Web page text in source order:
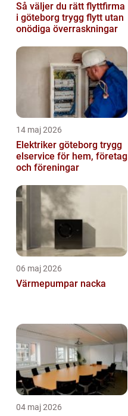
Så väljer du rätt flyttfirma
i göteborg trygg flytt utan
onödiga överraskningar
14 maj 2026
Elektriker göteborg trygg
elservice för hem, företag
och föreningar
06 maj 2026
Värmepumpar nacka
04 maj 2026